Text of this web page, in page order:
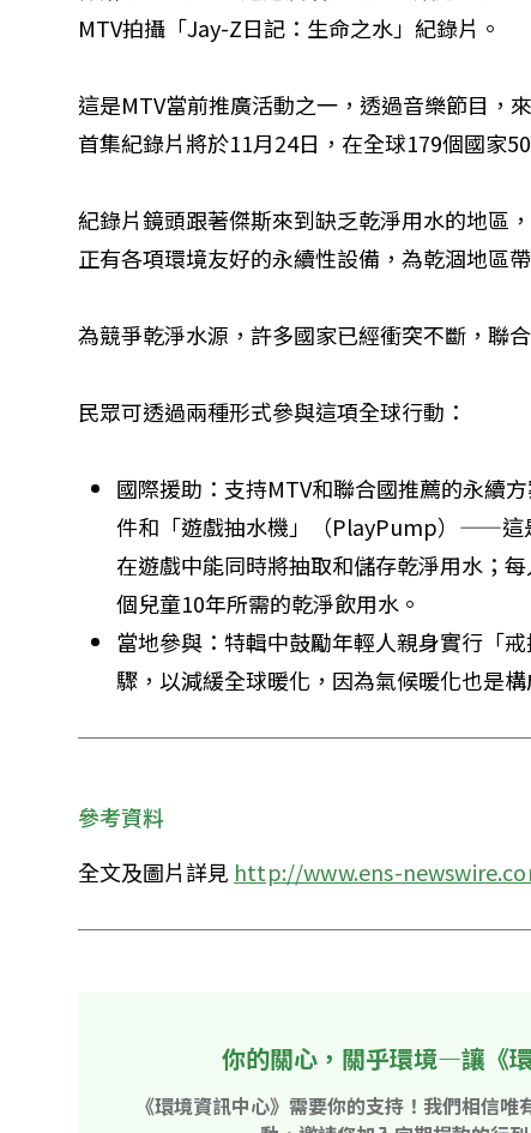
MTV拍攝「Jay-Z日記：生命之水」紀錄片。
這是MTV當前推廣活動之一，透過音樂節目，
首集紀錄片將於11月24日，在全球179個國家
紀錄片鏡頭跟著傑斯來到缺乏乾淨用水的地區
正有各項環境友好的永續性設備，為乾涸地區
為競爭乾淨水源，許多國家已經衝突不斷，聯
民眾可透過兩種形式參與這項全球行動：
國際援助：支持MTV和聯合國推薦的永續
件和「遊戲抽水機」（PlayPump）——這
在遊戲中能同時將抽取和儲存乾淨用水；
個兒童10年所需的乾淨飲用水。
當地參與：特輯中鼓勵年輕人親身實行「
驟，以減緩全球暖化，因為氣候暖化也是
參考資料
全文及圖片詳見 http://www.ens-
你的關心，關乎環境—讓《
《環境資訊中心》需要你的支持！我們相信